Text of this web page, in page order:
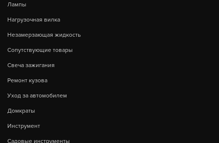
Лампы
Нагрузочная вилка
Незамерзающая жидкость
Сопутствующие товары
Свеча зажигания
Ремонт кузова
Уход за автомобилем
Домкраты
Инструмент
Садовые инструменты